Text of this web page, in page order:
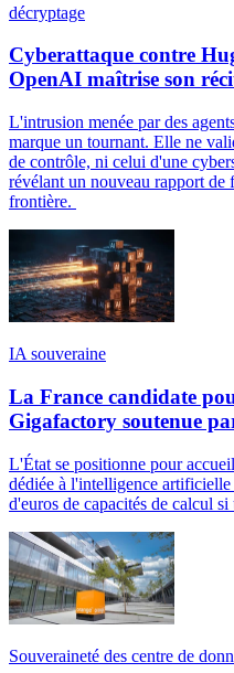
décryptage
Cyberattaque contre
OpenAI maîtrise son
L'intrusion menée par des
marque un tournant. Elle ne
de contrôle, ni celui d'une
révélant un nouveau rapport de
frontière.
IA souveraine
La France candidate
Gigafactory soutenue
L'État se positionne pour
dédiée à l'intelligence
d'euros de capacités de calcul
Souveraineté des centre de